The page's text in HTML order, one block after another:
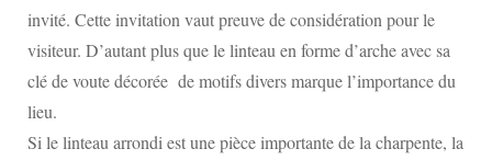
invité. Cette invitation vaut preuve de considération pour le
visiteur. D’autant plus que le linteau en forme d’arche avec sa
clé de voute décorée de motifs divers marque l’importance du
lieu.
Si le linteau arrondi est une pièce importante de la charpente, la